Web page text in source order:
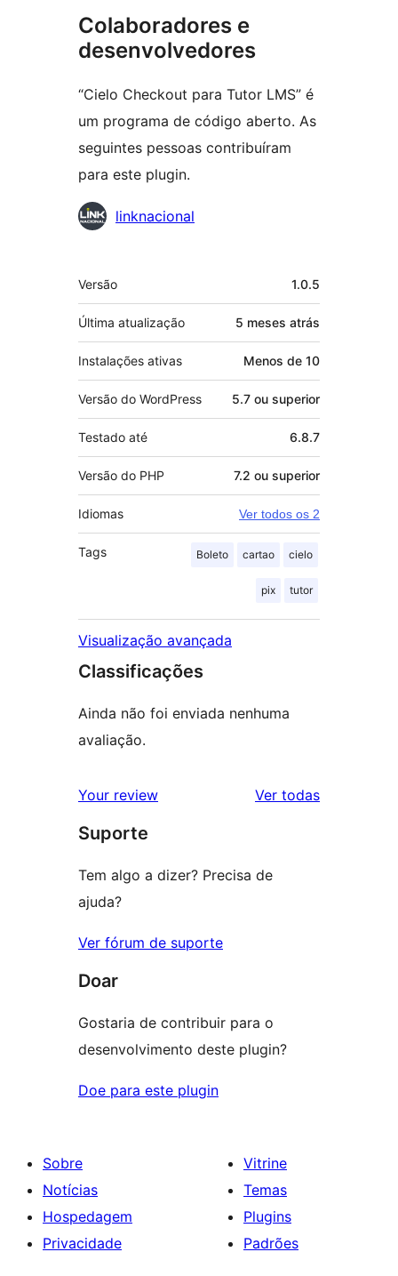
Colaboradores e
desenvolvedores
“Cielo Checkout para Tutor LMS” é
um programa de código aberto. As
seguintes pessoas contribuíram
para este plugin.
Colaboradores
linknacional
Meta
Versão 1.0.5
Última atualização 5 meses atrás
Instalações ativas Menos de 10
Versão do WordPress 5.7 ou superior
Testado até 6.8.7
Versão do PHP 7.2 ou superior
Idiomas Ver todos os 2
Tags Boleto cartao cielo
pix tutor
Visualização avançada
Classificações
Ainda não foi enviada nenhuma
avaliação.
Your review Ver todasavaliações
Suporte
Tem algo a dizer? Precisa de
ajuda?
Ver fórum de suporte
Doar
Gostaria de contribuir para o
desenvolvimento deste plugin?
Doe para este plugin
Sobre
Notícias
Hospedagem
Privacidade
Vitrine
Temas
Plugins
Padrões